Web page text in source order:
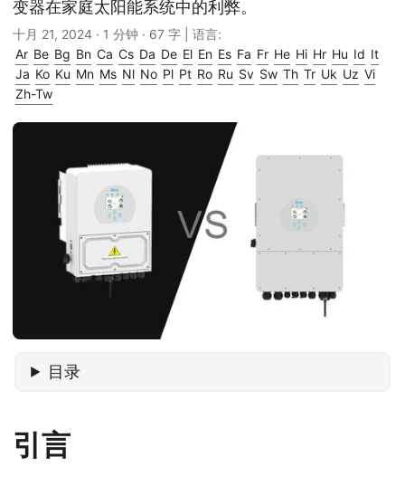
变器在家庭太阳能系统中的利弊。
十月 21, 2024 · 1 分钟 · 67 字 | 语言:
Ar Be Bg Bn Ca Cs Da De El En Es Fa Fr He Hi Hr Hu Id It
Ja Ko Ku Mn Ms Nl No Pl Pt Ro Ru Sv Sw Th Tr Uk Uz Vi
Zh-Tw
目录
引言